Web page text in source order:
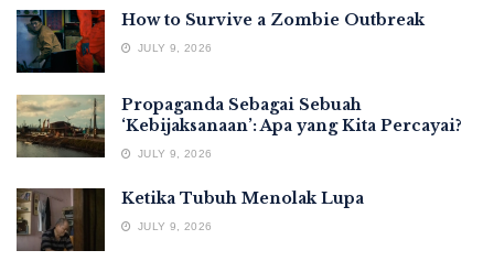
How to Survive a Zombie Outbreak
JULY 9, 2026
Propaganda Sebagai Sebuah
‘Kebijaksanaan’: Apa yang Kita Percayai?
JULY 9, 2026
Ketika Tubuh Menolak Lupa
JULY 9, 2026